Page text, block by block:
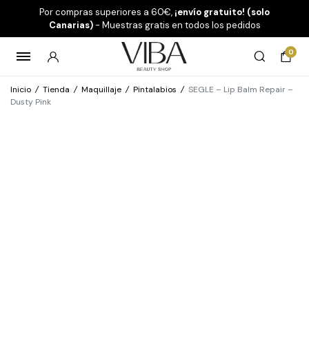
Por compras superiores a 60€, ¡envío gratuito! (solo
Canarias)- Muestras gratis en todos los pedidos
0
Inicio / Tienda / Maquillaje / Pintalabios / SEGLE – Lip Balm Repair –
Dusty Pink